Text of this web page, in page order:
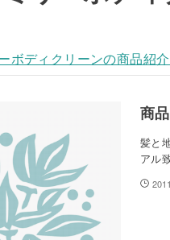
ボディクリーンの商品紹
商
髪と
アル